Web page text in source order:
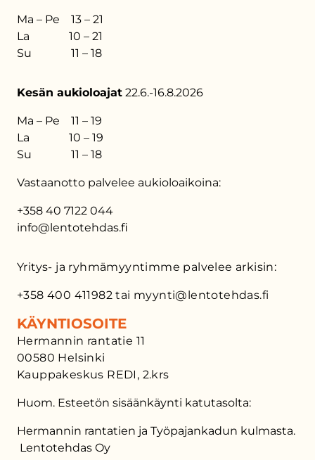
Ma – Pe 13 – 21
La 10 – 21
Su 11 – 18
Kesän aukioloajat 22.6.-16.8.2026
Ma – Pe 11 – 19
La 10 – 19
Su 11 – 18
Vastaanotto palvelee aukioloaikoina:
+358 40 7122 044
info@lentotehdas.fi
Yritys- ja ryhmämyyntimme palvelee arkisin:
+358 400 411982 tai myynti@lentotehdas.fi
KÄYNTIOSOITE
Hermannin rantatie 11
00580 Helsinki
Kauppakeskus REDI, 2.krs
Huom. Esteetön sisäänkäynti katutasolta:
Hermannin rantatien ja Työpajankadun kulmasta.
Lentotehdas Oy